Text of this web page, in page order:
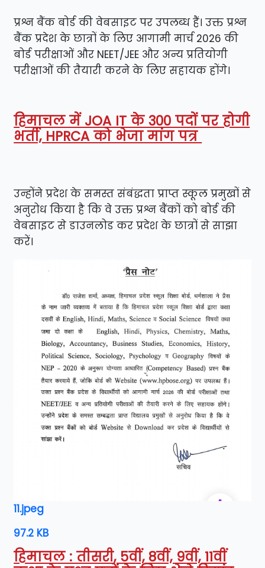
प्रश्न बैंक बोर्ड की वेबसाइट पर उपलब्ध हैं। उक्त प्रश्न
बैंक प्रदेश के छात्रों के लिए आगामी मार्च 2026 की
बोर्ड परीक्षाओं और NEET/JEE और अन्य प्रतियोगी
परीक्षाओं की तैयारी करने के लिए सहायक होंगे।
हिमाचल में JOA IT के 300 पदों पर होगी
भर्ती, HPRCA को भेजा मांग पत्र
उन्होंने प्रदेश के समस्त संबंद्धता प्राप्त स्कूल प्रमुखों से
अनुरोध किया है कि वे उक्त प्रश्न बैंकों को बोर्ड की
वेबसाइट से डाउनलोड कर प्रदेश के छात्रों से साझा
करें।
11.jpeg
97.2 KB
हिमाचल : तीसरी, 5वीं, 8वीं, 9वीं, 11वीं